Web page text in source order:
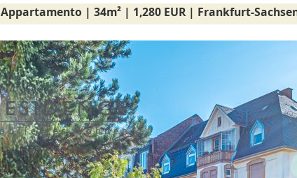
| 34m² | 1,280 EUR | Frankfurt-